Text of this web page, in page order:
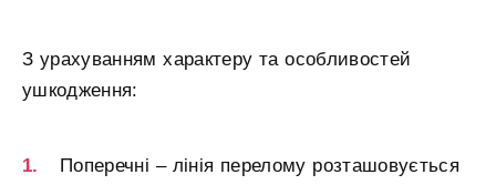
З урахуванням характеру та особливостей
ушкодження:
Поперечні – лінія перелому розташовується